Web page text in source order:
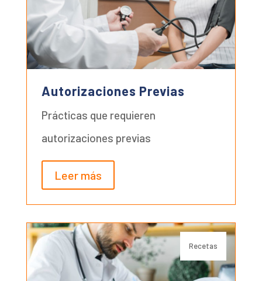
Autorizaciones Previas
Prácticas que requieren
autorizaciones previas
Leer más
Recetas